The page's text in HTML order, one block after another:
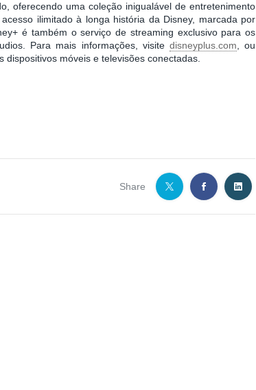
oferecendo uma coleção inigualável de entretenimento
ilimitado à longa história da Disney, marcada por
é também o serviço de streaming exclusivo para os
Para mais informações, visite disneyplus.com , ou
móveis e televisões conectadas.
Share